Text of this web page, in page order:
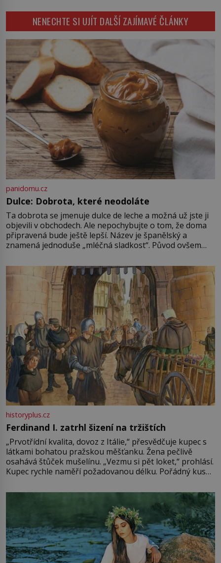
cigaretových náustků k nápadu,
který změní způsob pití po celém
[…]
rukou, na zádech nebo je nakládají
na povozy. Stačí přitom jediný
nápad, připevnit ke kufru kolečka.
Jenže právě ten nikdo dlouho
nedostane. Až jednou se na letišti
ozve věta, která změní […]
NENECHTE SI UJÍT DALŠÍ ZAJÍMAVÉ ČLÁNKY
panidomu.cz
Dulce: Dobrota, které neodoláte
Ta dobrota se jmenuje dulce de leche a možná už jste ji
objevili v obchodech. Ale nepochybujte o tom, že doma
připravená bude ještě lepší. Název je španělský a
znamená jednoduše „mléčná sladkost“. Původ ovšem
pře hned několik latinskoamerických zemí a k tomu
Francie, kde se traduje,
historyplus.cz
Ferdinand I. zatrhl šizení na tržištích
„Prvotřídní kvalita, dovoz z Itálie,“ přesvědčuje kupec s
látkami bohatou pražskou měšťanku. Žena pečlivě
osahává štůček mušelínu. „Vezmu si pět loket,“ prohlásí.
Kupec rychle naměří požadovanou délku. Pořádný kus
milostpaní. Stačí jenom na sukni,“ zhodnotí švadlena
množství růžového mušelínu. „Ošidili vás, podívejte.“